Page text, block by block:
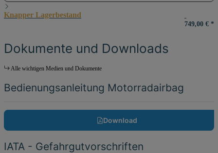
Knapper Lagerbestand
749,00 € *
Dokumente und Downloads
Alle wichtigen Medien und Dokumente
Bedienungsanleitung Motorradairbag
Download
IATA - Gefahrgutvorschriften